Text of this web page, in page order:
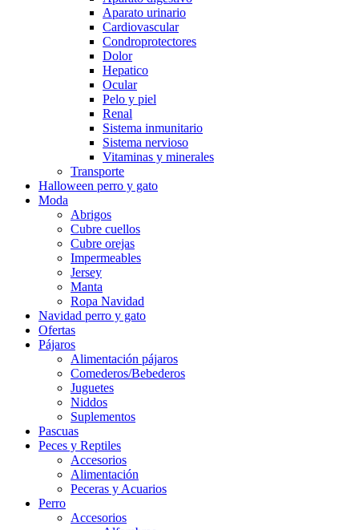
Aparato urinario
Cardiovascular
Condroprotectores
Dolor
Hepatico
Ocular
Pelo y piel
Renal
Sistema inmunitario
Sistema nervioso
Vitaminas y minerales
Transporte
Halloween perro y gato
Moda
Abrigos
Cubre cuellos
Cubre orejas
Impermeables
Jersey
Manta
Ropa Navidad
Navidad perro y gato
Ofertas
Pájaros
Alimentación pájaros
Comederos/Bebederos
Juguetes
Niddos
Suplementos
Pascuas
Peces y Reptiles
Accesorios
Alimentación
Peceras y Acuarios
Perro
Accesorios